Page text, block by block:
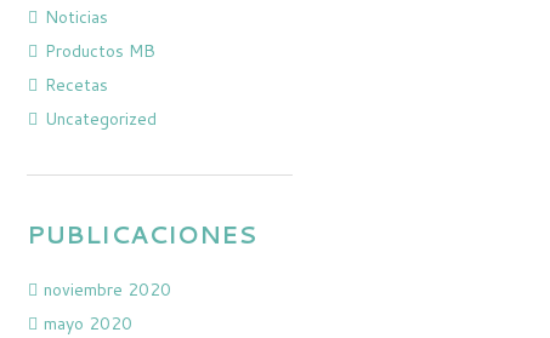
Noticias
Productos MB
Recetas
Uncategorized
PUBLICACIONES
noviembre 2020
mayo 2020